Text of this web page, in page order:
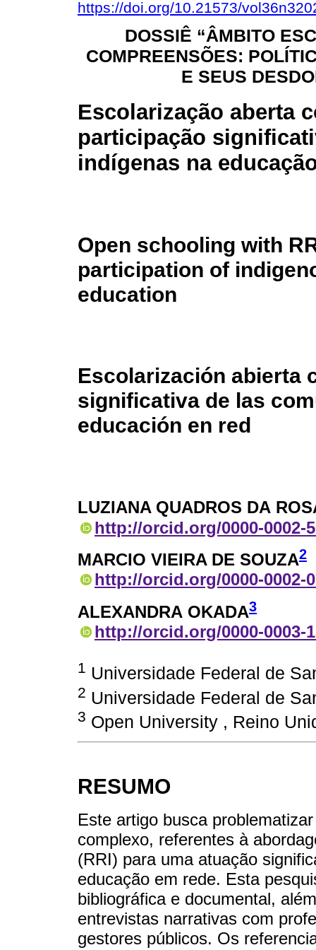
https://doi.org/10.21573/
DOSSIÊ “ÂMBITO
COMPREENSÕES:
E SEUS
Escolarização aberta
participação
indígenas na
Open schooling with
participation of
education
Escolarización abierta
significativa de las
educación en red
LUZIANA QUADROS DA
http://orcid.org/0000-0002-
MARCIO VIEIRA DE SOUZA2
http://orcid.org/0000-0002-
ALEXANDRA OKADA3
http://orcid.org/0000-0003-
1 Universidade Federal de
2 Universidade Federal de
3 Open University , Reino
RESUMO
Este artigo busca
complexo, referentes à
(RRI) para uma atuação
educação em rede. Esta
bibliográfica e documental,
entrevistas narrativas com
gestores públicos. Os